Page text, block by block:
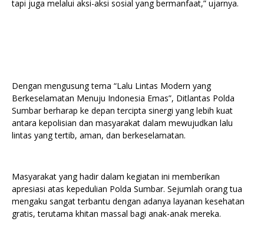
tapi juga melalui aksi-aksi sosial yang bermanfaat,” ujarnya.
Dengan mengusung tema “Lalu Lintas Modern yang
Berkeselamatan Menuju Indonesia Emas”, Ditlantas Polda
Sumbar berharap ke depan tercipta sinergi yang lebih kuat
antara kepolisian dan masyarakat dalam mewujudkan lalu
lintas yang tertib, aman, dan berkeselamatan.
Masyarakat yang hadir dalam kegiatan ini memberikan
apresiasi atas kepedulian Polda Sumbar. Sejumlah orang tua
mengaku sangat terbantu dengan adanya layanan kesehatan
gratis, terutama khitan massal bagi anak-anak mereka.